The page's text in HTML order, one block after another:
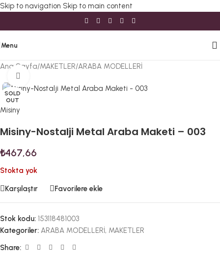
Skip to navigation Skip to main content
Menu
Ana Sayfa/MAKETLER/ARABA MODELLERİ
SOLD
OUT
Misiny
Misiny-Nostalji Metal Araba Maketi – 003
₺467,66
Stokta yok
Karşılaştır Favorilere ekle
Stok kodu: 153118481003
Kategoriler: ARABA MODELLERİ, MAKETLER
Share: